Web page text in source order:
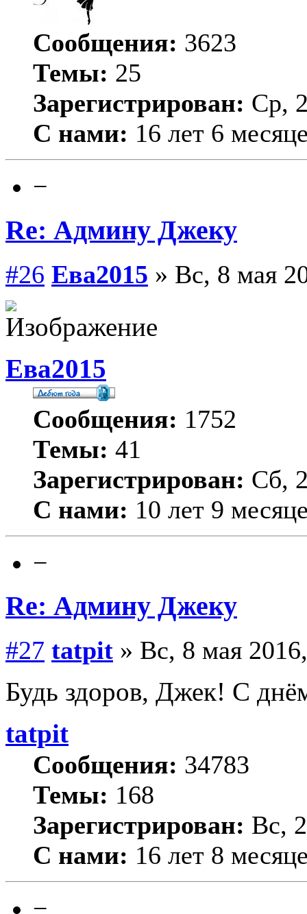
Сообщения: 3623
Темы: 25
Зарегистрирован: Ср,
С нами: 16 лет 6
−
Re: Админу Джеку
#26 Ева2015 » Вс, 8 мая
Ева2015
Сообщения: 1752
Темы: 41
Зарегистрирован: Сб,
С нами: 10 лет 9
−
Re: Админу Джеку
#27 tatpit » Вс, 8 мая
Будь здоров, Джек! С
tatpit
Сообщения: 34783
Темы: 168
Зарегистрирован: Вс,
С нами: 16 лет 8